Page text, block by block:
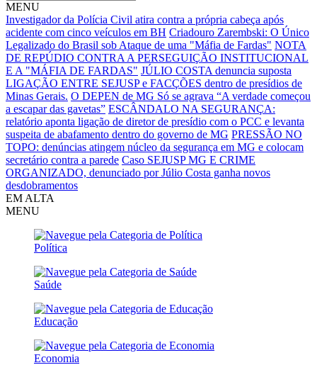
MENU
Investigador da Polícia Civil atira contra a própria cabeça após
acidente com cinco veículos em BH Criadouro Zarembski: O Único
Legalizado do Brasil sob Ataque de uma "Máfia de Fardas" NOTA
DE REPÚDIO CONTRA A PERSEGUIÇÃO INSTITUCIONAL
E A "MÁFIA DE FARDAS" JÚLIO COSTA denuncia suposta
LIGAÇÃO ENTRE SEJUSP e FACÇÕES dentro de presídios de
Minas Gerais. O DEPEN de MG Só se agrava “A verdade começou
a escapar das gavetas” ESCÂNDALO NA SEGURANÇA:
relatório aponta ligação de diretor de presídio com o PCC e levanta
suspeita de abafamento dentro do governo de MG PRESSÃO NO
TOPO: denúncias atingem núcleo da segurança em MG e colocam
secretário contra a parede Caso SEJUSP MG E CRIME
ORGANIZADO, denunciado por Júlio Costa ganha novos
desdobramentos
EM ALTA
MENU
Política
Saúde
Educação
Economia